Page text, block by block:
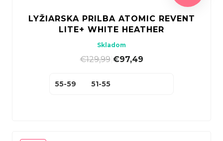
LYŽIARSKA PRILBA ATOMIC REVENT
LITE+ WHITE HEATHER
Skladom
€129,99| €97,49
55-59 51-55